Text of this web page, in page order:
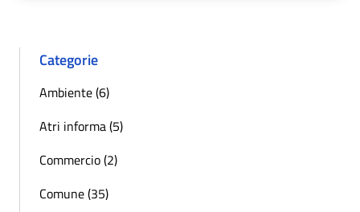
Categorie
Ambiente (6)
Atri informa (5)
Commercio (2)
Comune (35)